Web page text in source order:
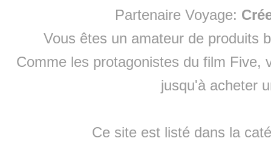
Partenaire Voyage:
Vous êtes un amateur de produits
Comme les protagonistes du film Five,
jusqu'à acheter
Ce site est listé dans la